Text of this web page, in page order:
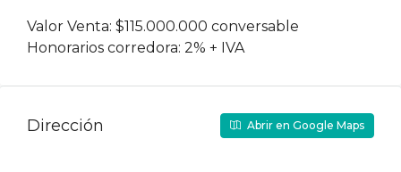
Valor Venta: $115.000.000 conversable
Honorarios corredora: 2% + IVA
Dirección Abrir en Google Maps